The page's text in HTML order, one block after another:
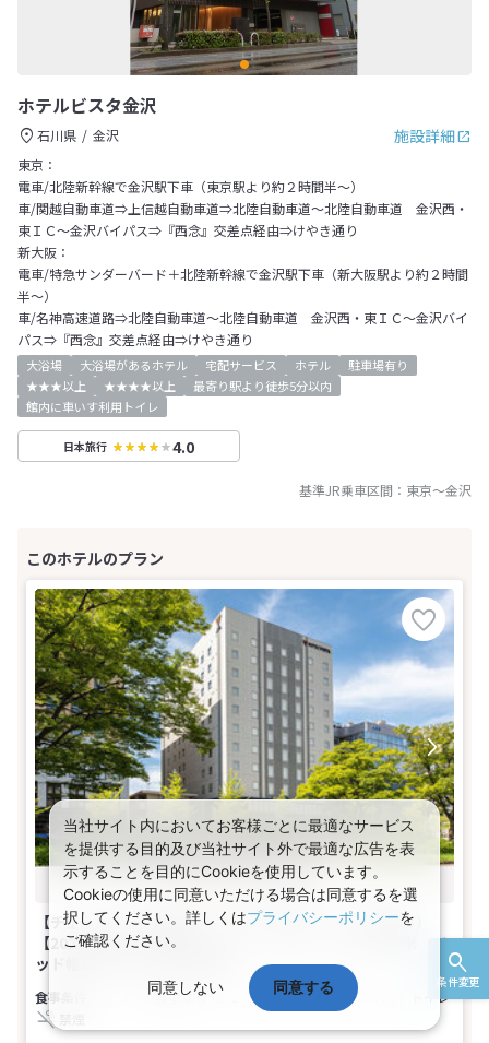
条件変更
ホテルビスタ金沢
施設詳細
石川県
金沢
東京：
電車/北陸新幹線で金沢駅下車（東京駅より約２時間半～）
車/関越自動車道⇒上信越自動車道⇒北陸自動車道～北陸自動車道 金沢西・
東ＩＣ～金沢バイパス⇒『西念』交差点経由⇒けやき通り
新大阪：
電車/特急サンダーバード＋北陸新幹線で金沢駅下車（新大阪駅より約２時間
半～）
車/名神高速道路⇒北陸自動車道～北陸自動車道 金沢西・東ＩＣ～金沢バイ
パス⇒『西念』交差点経由⇒けやき通り
大浴場 大浴場があるホテル 宅配サービス ホテル
駐車場有り
★★★以上
★★★★以上
最寄り駅より徒歩5分以内
館内に車いす利用トイレ
日本旅行 4.0
基準JR乗車区間： 東京～金沢
【チェーンホテル特集】シンプルステイプラン（素泊り）
【2026年8月】【禁煙】モデレートダブル 広さ18平米 ベ
ッド幅151cm(1名～2名1室)
食事なし 1～2名 ダブル
トイレ
当社サイト内においてお客様ごとに最適なサービス
を提供する目的及び当社サイト外で最適な広告を表
示することを目的にCookieを使用しています。
Cookieの使用に同意いただける場合は同意するを選
択してください。詳しくはプライバシーポリシーを
ご確認ください。
同意しない 同意する